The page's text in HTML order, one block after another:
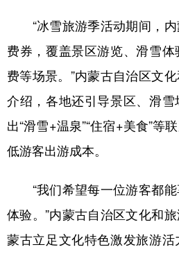
“冰雪旅游季活动期间，内
费券，覆盖景区游览、滑雪
费等场景。”内蒙古自治区文
介绍，各地还引导景区、滑
出“滑雪+温泉”“住宿+美食”等
低游客出游成本。
“我们希望每一位游客都能
体验。”内蒙古自治区文化和
蒙古立足文化特色激发旅游